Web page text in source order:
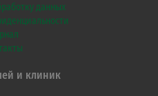
данных
и клиник